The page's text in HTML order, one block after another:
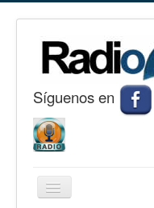
Síguenos en
Cambiar